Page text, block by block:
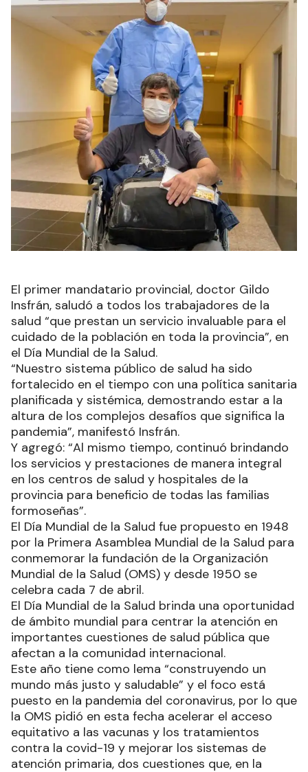
El primer mandatario provincial, doctor Gildo
Insfrán, saludó a todos los trabajadores de la
salud “que prestan un servicio invaluable para el
cuidado de la población en toda la provincia”, en
el Día Mundial de la Salud.
“Nuestro sistema público de salud ha sido
fortalecido en el tiempo con una política sanitaria
planificada y sistémica, demostrando estar a la
altura de los complejos desafíos que significa la
pandemia”, manifestó Insfrán.
Y agregó: “Al mismo tiempo, continuó brindando
los servicios y prestaciones de manera integral
en los centros de salud y hospitales de la
provincia para beneficio de todas las familias
formoseñas”.
El Día Mundial de la Salud fue propuesto en 1948
por la Primera Asamblea Mundial de la Salud para
conmemorar la fundación de la Organización
Mundial de la Salud (OMS) y desde 1950 se
celebra cada 7 de abril.
El Día Mundial de la Salud brinda una oportunidad
de ámbito mundial para centrar la atención en
importantes cuestiones de salud pública que
afectan a la comunidad internacional.
Este año tiene como lema “construyendo un
mundo más justo y saludable” y el foco está
puesto en la pandemia del coronavirus, por lo que
la OMS pidió en esta fecha acelerar el acceso
equitativo a las vacunas y los tratamientos
contra la covid-19 y mejorar los sistemas de
atención primaria, dos cuestiones que, en la